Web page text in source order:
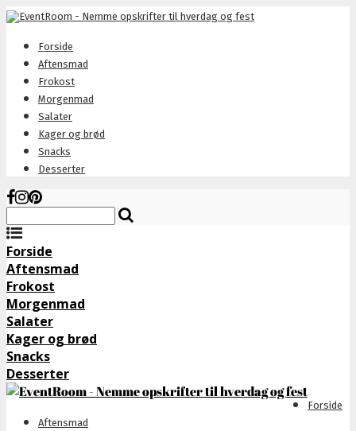
Forside
Aftensmad
Frokost
Morgenmad
Salater
Kager og brød
Snacks
Desserter
Forside
Aftensmad
Frokost
Morgenmad
Salater
Kager og brød
Snacks
Desserter
Forside
Aftensmad